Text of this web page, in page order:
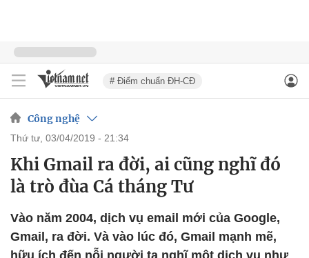
# Điểm chuẩn ĐH-CĐ
Công nghệ
thứ tư, 03/04/2019 - 21:34
Khi Gmail ra đời, ai cũng nghĩ đó
là trò đùa Cá tháng Tư
Vào năm 2004, dịch vụ email mới của Google,
Gmail, ra đời. Và vào lúc đó, Gmail mạnh mẽ,
hữu ích đến nỗi người ta nghĩ một dịch vụ như